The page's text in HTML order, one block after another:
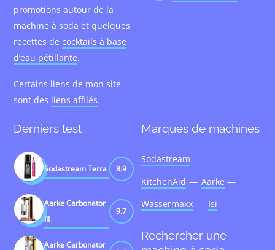
promotions autour de la
machine à soda et quelques
recettes decocktails à base
d’eau pétillante.
Certains liens de mon site
sont des liens affilés.
Derniers test
Sodastream Terra 8.9
Aarke Carbonator
III
9.7
Aarke Carbonator
Marques de machines
Sodastream
KitchenAid
Aarke
Wassermaxx
Isi
Rechercher une